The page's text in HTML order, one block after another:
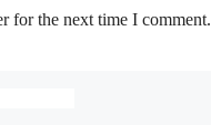
for the next time I comment.